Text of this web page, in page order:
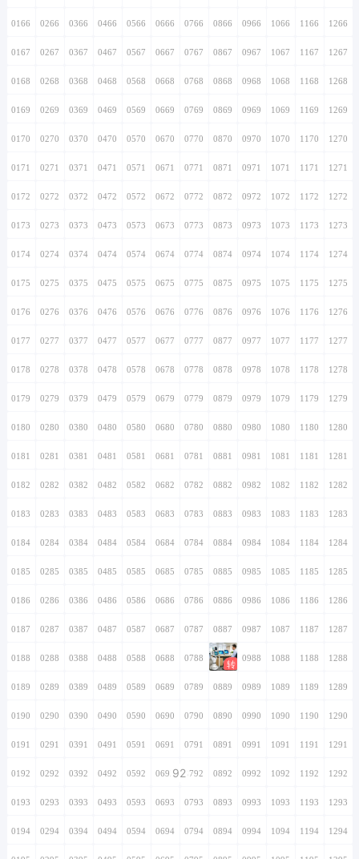
0166 0266 0366 0466 0566 0666 0766 0866 0966 1066 1166 1266
0167 0267 0367 0467 0567 0667 0767 0867 0967 1067 1167 1267
0168 0268 0368 0468 0568 0668 0768 0868 0968 1068 1168 1268
0169 0269 0369 0469 0569 0669 0769 0869 0969 1069 1169 1269
0170 0270 0370 0470 0570 0670 0770 0870 0970 1070 1170 1270
0171 0271 0371 0471 0571 0671 0771 0871 0971 1071 1171 1271
0172 0272 0372 0472 0572 0672 0772 0872 0972 1072 1172 1272
0173 0273 0373 0473 0573 0673 0773 0873 0973 1073 1173 1273
0174 0274 0374 0474 0574 0674 0774 0874 0974 1074 1174 1274
0175 0275 0375 0475 0575 0675 0775 0875 0975 1075 1175 1275
0176 0276 0376 0476 0576 0676 0776 0876 0976 1076 1176 1276
0177 0277 0377 0477 0577 0677 0777 0877 0977 1077 1177 1277
0178 0278 0378 0478 0578 0678 0778 0878 0978 1078 1178 1278
0179 0279 0379 0479 0579 0679 0779 0879 0979 1079 1179 1279
0180 0280 0380 0480 0580 0680 0780 0880 0980 1080 1180 1280
0181 0281 0381 0481 0581 0681 0781 0881 0981 1081 1181 1281
0182 0282 0382 0482 0582 0682 0782 0882 0982 1082 1182 1282
0183 0283 0383 0483 0583 0683 0783 0883 0983 1083 1183 1283
0184 0284 0384 0484 0584 0684 0784 0884 0984 1084 1184 1284
0185 0285 0385 0485 0585 0685 0785 0885 0985 1085 1185 1285
0186 0286 0386 0486 0586 0686 0786 0886 0986 1086 1186 1286
0187 0287 0387 0487 0587 0687 0787 0887 0987 1087 1187 1287
0188 0288 0388 0488 0588 0688 0788 0888 0988 1088 1188 1288
0189 0289 0389 0489 0589 0689 0789 0889 0989 1089 1189 1289
0190 0290 0390 0490 0590 0690 0790 0890 0990 1090 1190 1290
0191 0291 0391 0491 0591 0691 0791 0891 0991 1091 1191 1291
0192 0292 0392 0492 0592 0692920792 0892 0992 1092 1192 1292
0193 0293 0393 0493 0593 0693 0793 0893 0993 1093 1193 1293
0194 0294 0394 0494 0594 0694 0794 0894 0994 1094 1194 1294